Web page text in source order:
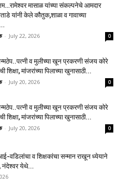
मासाळ यांच्या संकल्पनेचे आमदार
यांनी केले कौतुक,शाळा व गावाच्या
- July 22, 2026 0
व मुलीच्या खून प्रकरणी संजय कोरे
शिक्षा, मांजरांच्या पिलाच्या खुनासाठी...
- July 20, 2026 0
व मुलीच्या खून प्रकरणी संजय कोरे
शिक्षा, मांजरांच्या पिलाच्या खुनासाठी...
- July 20, 2026 0
आई-वडिलांचा व शिक्षकांचा सन्मान राखून ध्येयाने
नंदेश्वर येथे...